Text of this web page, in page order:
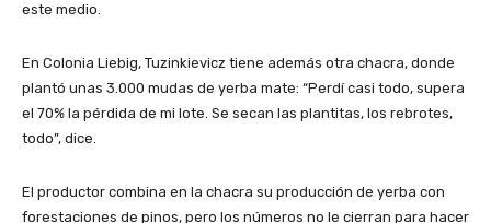
este medio.
En Colonia Liebig, Tuzinkievicz tiene además otra chacra, donde
plantó unas 3.000 mudas de yerba mate: “Perdí casi todo, supera
el 70% la pérdida de mi lote. Se secan las plantitas, los rebrotes,
todo”, dice.
El productor combina en la chacra su producción de yerba con
forestaciones de pinos, pero los números no le cierran para hacer